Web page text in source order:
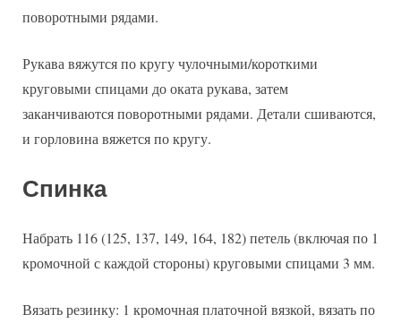
поворотными рядами.
Рукава вяжутся по кругу чулочными/короткими
круговыми спицами до оката рукава, затем
заканчиваются поворотными рядами. Детали сшиваются,
и горловина вяжется по кругу.
Спинка
Набрать 116 (125, 137, 149, 164, 182) петель (включая по 1
кромочной с каждой стороны) круговыми спицами 3 мм.
Вязать резинку: 1 кромочная платочной вязкой, вязать по